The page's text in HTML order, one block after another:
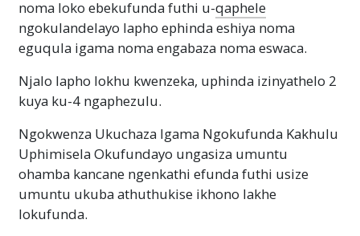
noma loko ebekufunda futhi u-qaphele
ngokulandelayo lapho ephinda eshiya noma
eguqula igama noma engabaza noma eswaca.
Njalo lapho lokhu kwenzeka, uphinda izinyathelo 2
kuya ku-4 ngaphezulu.
Ngokwenza Ukuchaza Igama Ngokufunda Kakhulu
Uphimisela Okufundayo ungasiza umuntu
ohamba kancane ngenkathi efunda futhi usize
umuntu ukuba athuthukise ikhono lakhe
lokufunda.